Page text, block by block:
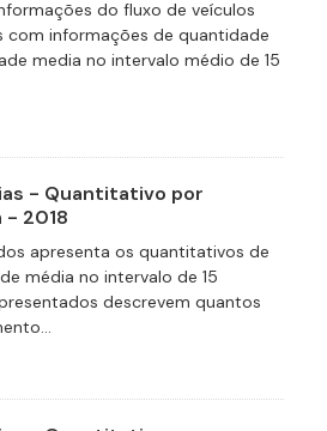
do fluxo de veículos
com informações de quantidade
media no intervalo médio de 15
- Quantitativo por
- 2018
apresenta os quantitativos de
média no intervalo de 15
descrevem quantos